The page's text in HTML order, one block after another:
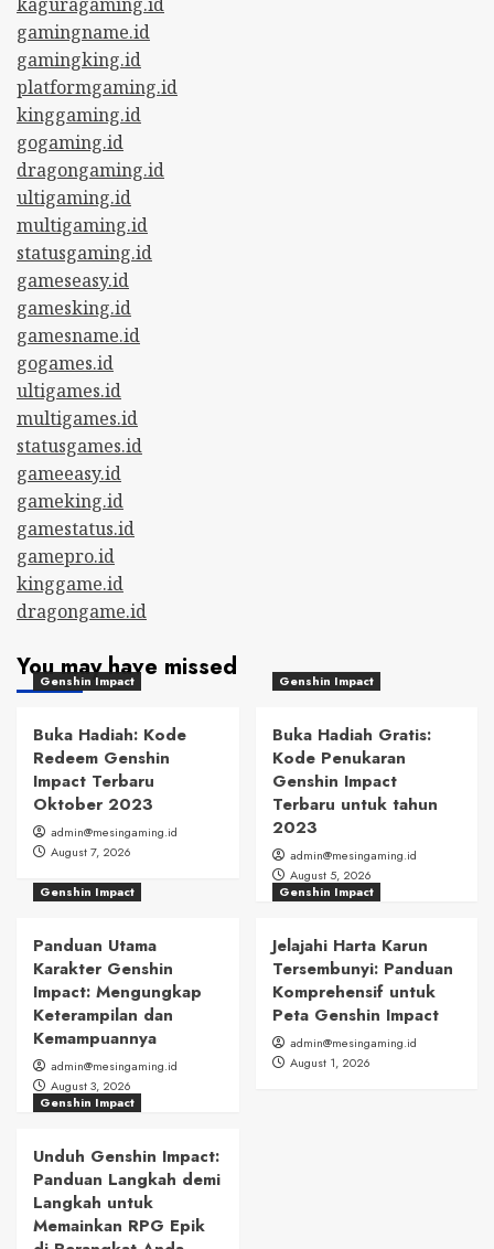
gamingname.id
gamingking.id
platformgaming.id
kinggaming.id
gogaming.id
dragongaming.id
ultigaming.id
multigaming.id
statusgaming.id
gameseasy.id
gamesking.id
gamesname.id
gogames.id
ultigames.id
multigames.id
statusgames.id
gameeasy.id
gameking.id
gamestatus.id
gamepro.id
kinggame.id
dragongame.id
You may have missed
Genshin Impact
Buka Hadiah: Kode
Redeem Genshin
Impact Terbaru
Oktober 2023
admin@mesingaming.id
August 7, 2026
Genshin Impact
Buka Hadiah Gratis:
Kode Penukaran
Genshin Impact
Terbaru untuk tahun
2023
admin@mesingaming.id
August 5, 2026
Genshin Impact
Panduan Utama
Karakter Genshin
Impact: Mengungkap
Keterampilan dan
Kemampuannya
admin@mesingaming.id
August 3, 2026
Genshin Impact
Jelajahi Harta Karun
Tersembunyi: Panduan
Komprehensif untuk
Peta Genshin Impact
admin@mesingaming.id
August 1, 2026
Genshin Impact
Unduh Genshin Impact:
Panduan Langkah demi
Langkah untuk
Memainkan RPG Epik